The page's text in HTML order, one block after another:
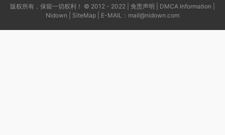
版权所有，保留一切权利！ © 2012 - 2022 | 免责声明 DMCA Information
Nidown
SiteMap | E-MAIL： mail@nidown.com